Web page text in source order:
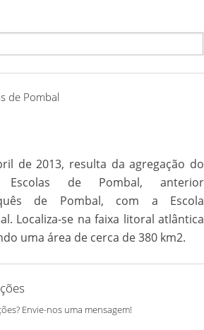
de Pombal
de 2013, resulta da agregação do
Escolas de Pombal, anterior
de Pombal, com a Escola
Localiza-se na faixa litoral atlântica
uma área de cerca de 380 km2.
Envie-nos uma mensagem!